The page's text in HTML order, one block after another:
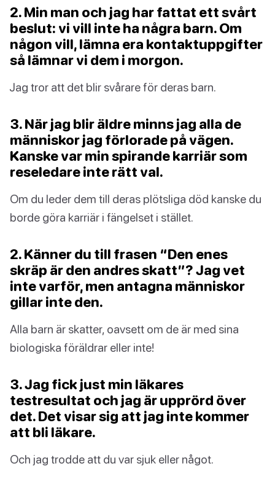
2. Min man och jag har fattat ett svårt
beslut: vi vill inte ha några barn. Om
någon vill, lämna era kontaktuppgifter
så lämnar vi dem i morgon.
Jag tror att det blir svårare för deras barn.
3. När jag blir äldre minns jag alla de
människor jag förlorade på vägen.
Kanske var min spirande karriär som
reseledare inte rätt val.
Om du leder dem till deras plötsliga död kanske du
borde göra karriär i fängelset i stället.
2. Känner du till frasen “Den enes
skräp är den andres skatt”? Jag vet
inte varför, men antagna människor
gillar inte den.
Alla barn är skatter, oavsett om de är med sina
biologiska föräldrar eller inte!
3. Jag fick just min läkares
testresultat och jag är upprörd över
det. Det visar sig att jag inte kommer
att bli läkare.
Och jag trodde att du var sjuk eller något.